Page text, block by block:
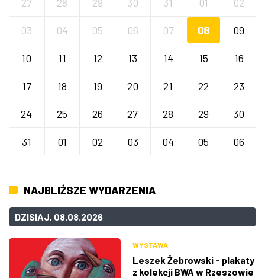
03 04 05 06 07 08 09
10 11 12 13 14 15 16
17 18 19 20 21 22 23
24 25 26 27 28 29 30
31 01 02 03 04 05 06
NAJBLIŻSZE WYDARZENIA
DZISIAJ, 08.08.2026
WYSTAWA
Leszek Żebrowski - plakaty
z kolekcji BWA w Rzeszowie